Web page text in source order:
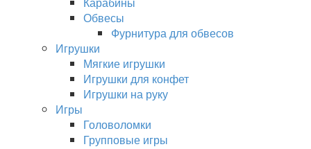
Обвесы
Фурнитура для обвесов
Игрушки
Мягкие игрушки
Игрушки для конфет
Игрушки на руку
Игры
Головоломки
Групповые игры